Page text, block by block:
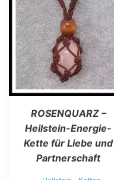
ROSENQUARZ –
Heilstein-Energie-
Kette für Liebe und
Partnerschaft